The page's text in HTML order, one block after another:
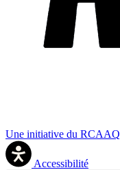
Une initiative du RCAAQ
Accessibilité